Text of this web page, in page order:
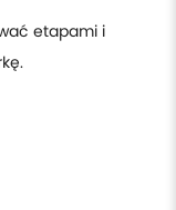
etapami i